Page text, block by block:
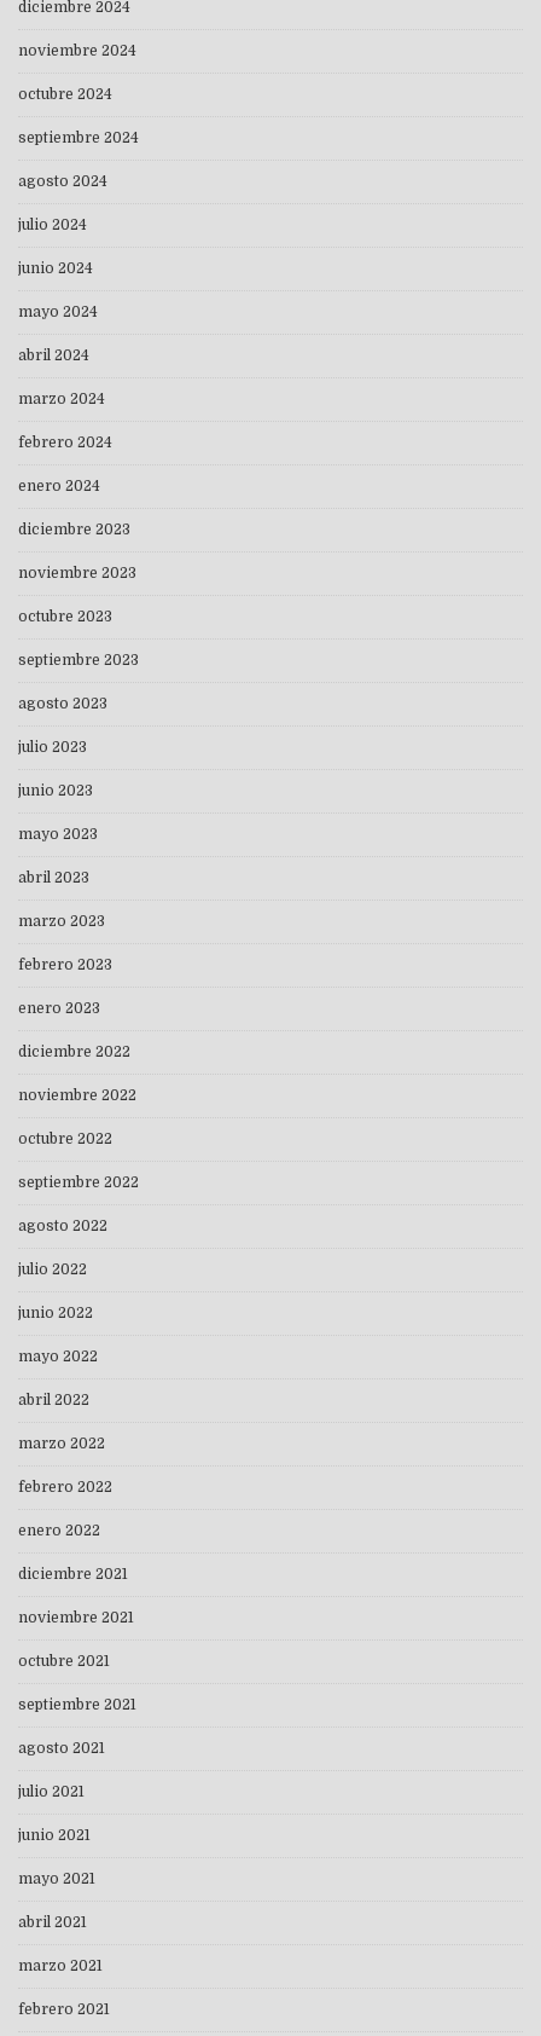
diciembre 2024
noviembre 2024
octubre 2024
septiembre 2024
agosto 2024
julio 2024
junio 2024
mayo 2024
abril 2024
marzo 2024
febrero 2024
enero 2024
diciembre 2023
noviembre 2023
octubre 2023
septiembre 2023
agosto 2023
julio 2023
junio 2023
mayo 2023
abril 2023
marzo 2023
febrero 2023
enero 2023
diciembre 2022
noviembre 2022
octubre 2022
septiembre 2022
agosto 2022
julio 2022
junio 2022
mayo 2022
abril 2022
marzo 2022
febrero 2022
enero 2022
diciembre 2021
noviembre 2021
octubre 2021
septiembre 2021
agosto 2021
julio 2021
junio 2021
mayo 2021
abril 2021
marzo 2021
febrero 2021